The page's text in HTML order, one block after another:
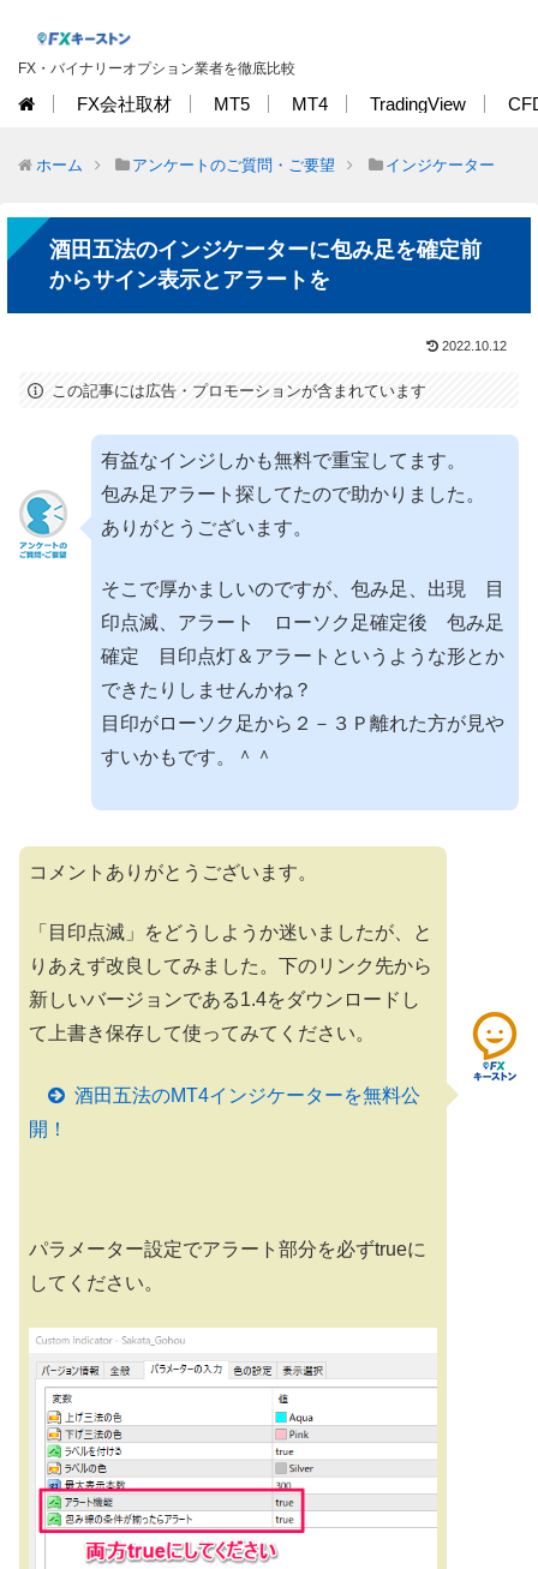
FX・バイナリーオプション業者を徹底比較
FX会社取材 MT5 MT4 TradingView
ホーム アンケートのご質問・ご要望 インジケーター
酒田五法のインジケーターに包み足を確定前
からサイン表示とアラートを
2022.10.12
この記事には広告・プロモーションが含まれています
有益なインジしかも無料で重宝してます。
包み足アラート探してたので助かりました。
ありがとうございます。
そこで厚かましいのですが、包み足、出現 目
印点滅、アラート ローソク足確定後 包み足
確定 目印点灯＆アラートというような形とか
できたりしませんかね？
目印がローソク足から２－３Ｐ離れた方が見や
すいかもです。＾＾
コメントありがとうございます。
「目印点滅」をどうしようか迷いましたが、と
りあえず改良してみました。下のリンク先から
新しいバージョンである1.4をダウンロードし
て上書き保存して使ってみてください。
酒田五法のMT4インジケーターを無料公
開！
パラメーター設定でアラート部分を必ずtrueに
してください。